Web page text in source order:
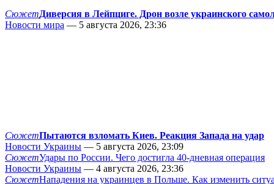
СюжетДиверсия в Лейпциге. Дрон возле украинского
Новости мира — 5 августа 2026, 23:36
СюжетПытаются взломать Киев. Реакция Запада на удар
Новости Украины — 5 августа 2026, 23:09
СюжетУдары по России. Чего достигла 40-дневная операция
Новости Украины — 4 августа 2026, 23:36
СюжетНападения на украинцев в Польше. Как изменить